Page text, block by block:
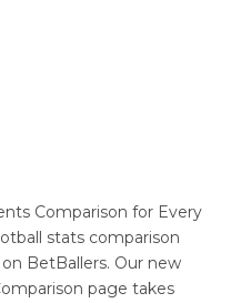
Comparison for Every
stats comparison
BetBallers. Our new
page takes